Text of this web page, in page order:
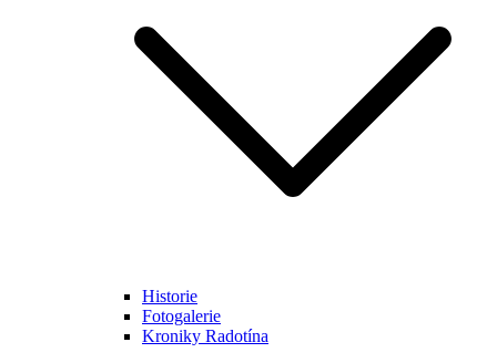
Historie
Fotogalerie
Kroniky Radotína